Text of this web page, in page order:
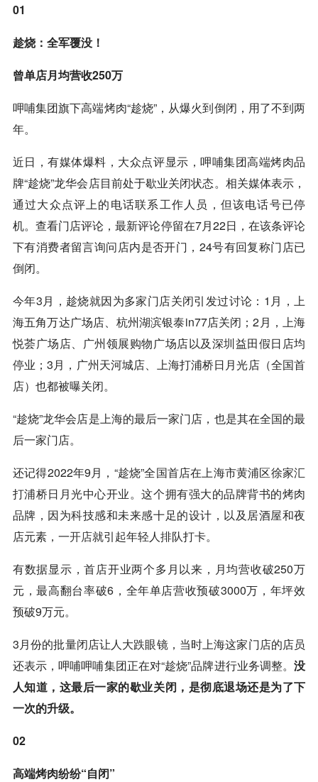
01
趁烧：全军覆没！
曾单店月均营收250万
呷哺集团旗下高端烤肉“趁烧”，从爆火到倒闭，用了不到两
年。
近日，有媒体爆料，大众点评显示，呷哺集团高端烤肉品
牌“趁烧”龙华会店目前处于歇业关闭状态。相关媒体表示，
通过大众点评上的电话联系工作人员，但该电话号已停
机。查看门店评论，最新评论停留在7月22日，在该条评论
下有消费者留言询问店内是否开门，24号有回复称门店已
倒闭。
今年3月，趁烧就因为多家门店关闭引发过讨论：1月，上
海五角万达广场店、杭州湖滨银泰in77店关闭；2月，上海
悦荟广场店、广州领展购物广场店以及深圳益田假日店均
停业；3月，广州天河城店、上海打浦桥日月光店（全国首
店）也都被曝关闭。
“趁烧”龙华会店是上海的最后一家门店，也是其在全国的最
后一家门店。
还记得2022年9月，“趁烧”全国首店在上海市黄浦区徐家汇
打浦桥日月光中心开业。这个拥有强大的品牌背书的烤肉
品牌，因为科技感和未来感十足的设计，以及居酒屋和夜
店元素，一开店就引起年轻人排队打卡。
有数据显示，首店开业两个多月以来，月均营收破250万
元，最高翻台率破6，全年单店营收预破3000万，年坪效
预破9万元。
3月份的批量闭店让人大跌眼镜，当时上海这家门店的店员
还表示，呷哺呷哺集团正在对“趁烧”品牌进行业务调整。没
人知道，这最后一家的歇业关闭，是彻底退场还是为了下
一次的升级。
02
高端烤肉纷纷“自闭”